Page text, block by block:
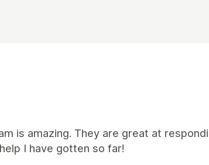
is amazing. They are great at
I have gotten so far!